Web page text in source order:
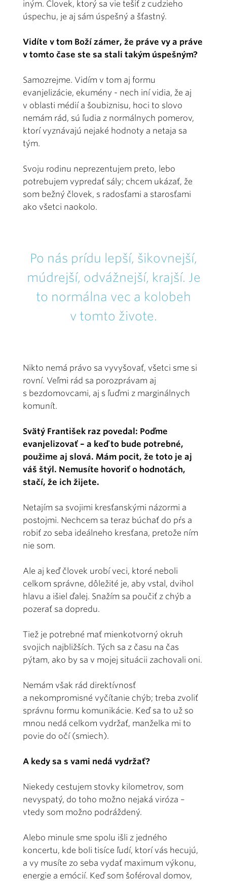
iným. Človek, ktorý sa vie tešiť z cudzieho
úspechu, je aj sám úspešný a šťastný.
Vidíte v tom Boží zámer, že práve vy a práve
v tomto čase ste sa stali takým úspešným?
Samozrejme. Vidím v tom aj formu
evanjelizácie, ekumény - nech iní vidia, že aj
v oblasti médií a šoubiznisu, hoci to slovo
nemám rád, sú ľudia z normálnych pomerov,
ktorí vyznávajú nejaké hodnoty a netaja sa
tým.
Svoju rodinu neprezentujem preto, lebo
potrebujem vypredať sály; chcem ukázať, že
som bežný človek, s radosťami a starosťami
ako všetci naokolo.
Po nás prídu lepší, šikovnejší,
múdrejší, odvážnejší, krajší. Je
to normálna vec a kolobeh
v tomto živote.
Nikto nemá právo sa vyvyšovať, všetci sme si
rovní. Veľmi rád sa porozprávam aj
s bezdomovcami, aj s ľuďmi z marginálnych
komunít.
Svätý František raz povedal: Poďme
evanjelizovať – a keď to bude potrebné,
použime aj slová. Mám pocit, že toto je aj
váš štýl. Nemusíte hovoriť o hodnotách,
stačí, že ich žijete.
Netajím sa svojimi kresťanskými názormi a
postojmi. Nechcem sa teraz búchať do pŕs a
robiť zo seba ideálneho kresťana, pretože ním
nie som.
Ale aj keď človek urobí veci, ktoré neboli
celkom správne, dôležité je, aby vstal, dvihol
hlavu a išiel ďalej. Snažím sa poučiť z chýb a
pozerať sa dopredu.
Tiež je potrebné mať mienkotvorný okruh
svojich najbližších. Tých sa z času na čas
pýtam, ako by sa v mojej situácii zachovali oni.
Nemám však rád direktívnosť
a nekompromisné vyčítanie chýb; treba zvoliť
správnu formu komunikácie. Keď sa to už so
mnou nedá celkom vydržať, manželka mi to
povie do očí (smiech).
A kedy sa s vami nedá vydržať?
Niekedy cestujem stovky kilometrov, som
nevyspatý, do toho možno nejaká viróza –
vtedy som možno podráždený.
Alebo minule sme spolu išli z jedného
koncertu, kde boli tisíce ľudí, ktorí vás hecujú,
a vy musíte zo seba vydať maximum výkonu,
energie a emócií. Keď som šoféroval domov,